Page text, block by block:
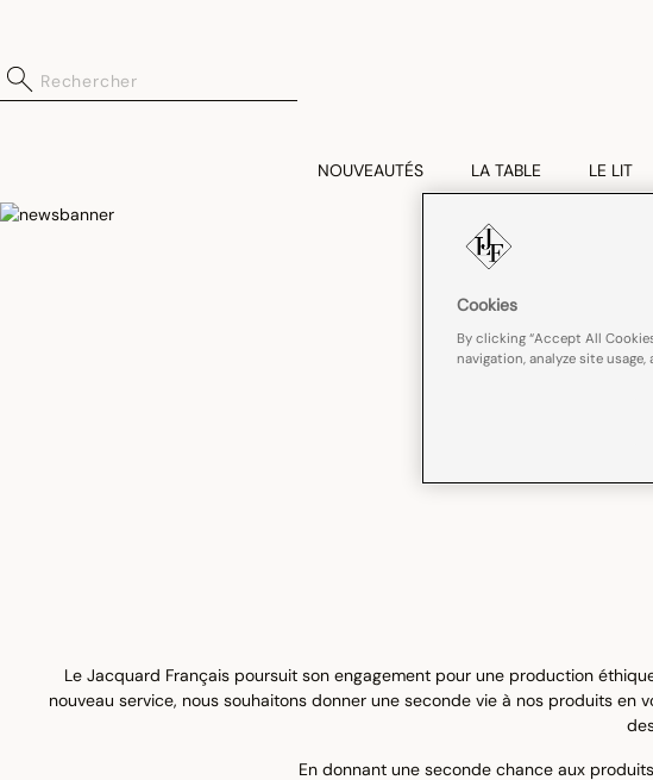
NOUVEAUTÉS LA TABLE LE LIT
Le Jacquard Français poursuit son engagement pour une production
nouveau service, nous souhaitons donner une seconde vie à nos produits
En donnant une seconde chance aux
Cookies
By clicking “Accept All
navigation, analyze site